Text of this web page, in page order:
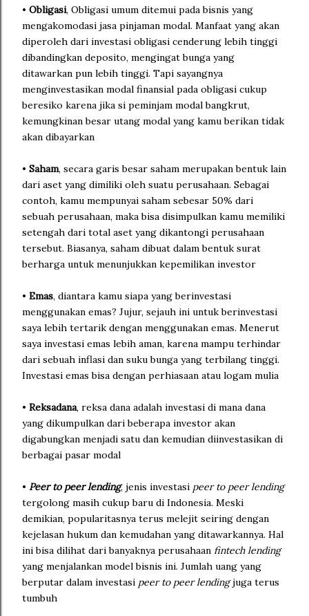
• Obligasi, Obligasi umum ditemui pada bisnis yang
mengakomodasi jasa pinjaman modal. Manfaat yang akan
diperoleh dari investasi obligasi cenderung lebih tinggi
dibandingkan deposito, mengingat bunga yang
ditawarkan pun lebih tinggi. Tapi sayangnya
menginvestasikan modal finansial pada obligasi cukup
beresiko karena jika si peminjam modal bangkrut,
kemungkinan besar utang modal yang kamu berikan tidak
akan dibayarkan
• Saham, secara garis besar saham merupakan bentuk lain
dari aset yang dimiliki oleh suatu perusahaan. Sebagai
contoh, kamu mempunyai saham sebesar 50% dari
sebuah perusahaan, maka bisa disimpulkan kamu memiliki
setengah dari total aset yang dikantongi perusahaan
tersebut. Biasanya, saham dibuat dalam bentuk surat
berharga untuk menunjukkan kepemilikan investor
• Emas, diantara kamu siapa yang berinvestasi
menggunakan emas? Jujur, sejauh ini untuk berinvestasi
saya lebih tertarik dengan menggunakan emas. Menerut
saya investasi emas lebih aman, karena mampu terhindar
dari sebuah inflasi dan suku bunga yang terbilang tinggi.
Investasi emas bisa dengan perhiasaan atau logam mulia
• Reksadana, reksa dana adalah investasi di mana dana
yang dikumpulkan dari beberapa investor akan
digabungkan menjadi satu dan kemudian diinvestasikan di
berbagai pasar modal
• Peer to peer lending, jenis investasi peer to peer lending
tergolong masih cukup baru di Indonesia. Meski
demikian, popularitasnya terus melejit seiring dengan
kejelasan hukum dan kemudahan yang ditawarkannya. Hal
ini bisa dilihat dari banyaknya perusahaan fintech lending
yang menjalankan model bisnis ini. Jumlah uang yang
berputar dalam investasi peer to peer lendingjuga terus
tumbuh